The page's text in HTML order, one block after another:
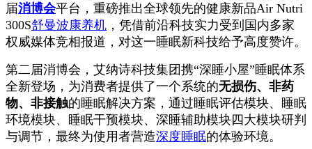
届消博会平台，重磅推出全球领先的健康新品Air Nutri
300S舒曼波康养机 ，凭借前沿科技实力受到国内多家
权威媒体竞相报道，对这一睡眠新科技给予高度赞许。
第二届消博会，艾纳诗科技集团携“深睡小屋”睡眠体系
全新登场，为消费者提供了一个系统的无损伤、非药
物、非接触的睡眠解决方案，通过睡眠评估模块、睡眠
环境模块、睡眠干预模块、深睡辅助模块四大模块研判
与调节，最终为使用者营造深度睡眠的体验环境。